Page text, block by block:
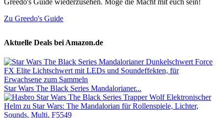
Zu Greedo's Guide
Aktuelle Deals bei Amazon.de
Star Wars The Black Series Mandalorianer...